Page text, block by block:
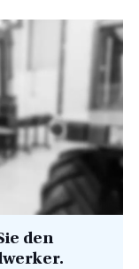
den